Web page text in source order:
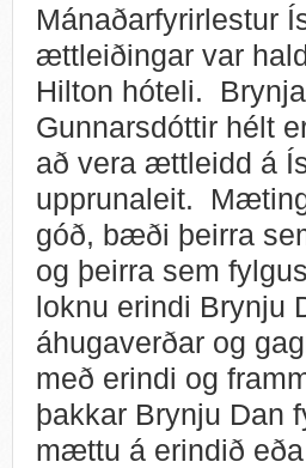
Mánaðarfyrirlestur
ættleiðingar var
Hilton hóteli.
Gunnarsdóttir hélt
að vera ættleidd á
upprunaleit.
góð, bæði þeirra
og þeirra sem
loknu erindi Brynju
áhugaverðar og
með erindi og
þakkar Brynju Dan
mættu á erindið